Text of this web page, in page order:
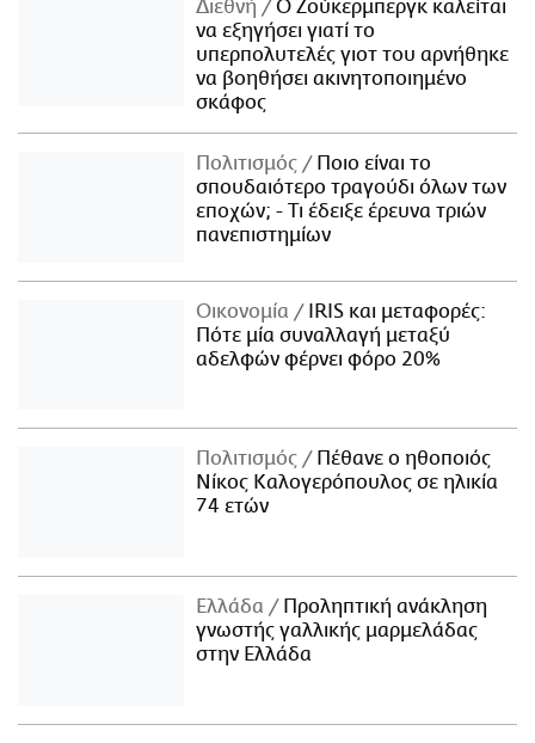
Διεθνή
Ο Ζούκερμπεργκ καλείται
να εξηγήσει γιατί το
υπερπολυτελές γιοτ του αρνήθηκε
να βοηθήσει ακινητοποιημένο
σκάφος
Πολιτισμός
Ποιο είναι το
σπουδαιότερο τραγούδι όλων των
εποχών; - Τι έδειξε έρευνα τριών
πανεπιστημίων
Οικονομία
IRIS και μεταφορές:
Πότε μία συναλλαγή μεταξύ
αδελφών φέρνει φόρο 20%
Πολιτισμός
Πέθανε ο ηθοποιός
Νίκος Καλογερόπουλος σε ηλικία
74 ετών
Ελλάδα
Προληπτική ανάκληση
γνωστής γαλλικής μαρμελάδας
στην Ελλάδα